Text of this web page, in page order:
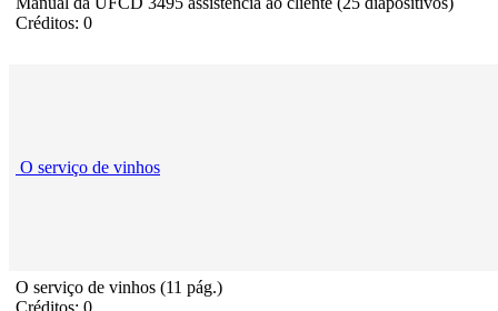
Créditos: 0
O serviço de vinhos
O serviço de vinhos (11 pág.)